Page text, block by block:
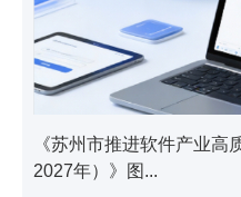
《苏州市推进软件产业
2027年）》图...